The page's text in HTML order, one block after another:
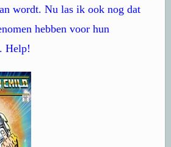
wordt. Nu las ik ook nog dat
hebben voor hun
Help!